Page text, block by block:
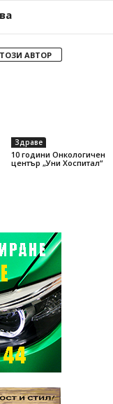
АВТОР
Здраве
10 години Онкологичен
център „Уни Хоспитал“